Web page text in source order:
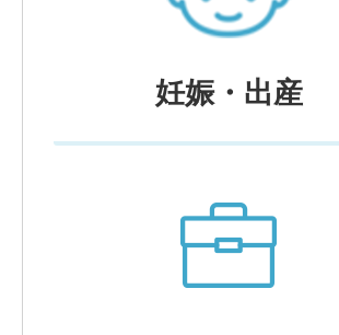
妊娠・出産